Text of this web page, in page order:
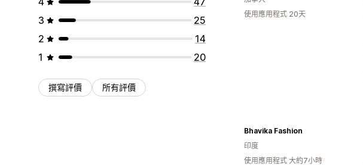
3
25
2
14
1
20
撰寫評價 所有評價
使用應用程式 20天
Bhavika Fashion
印度
使用應用程式 大約7小時